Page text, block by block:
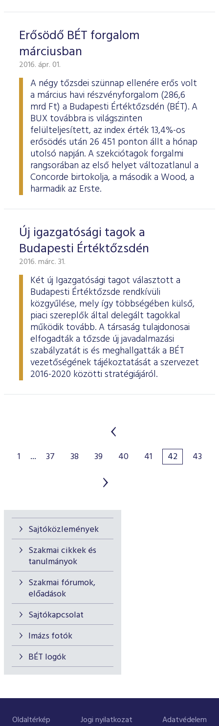
Sajtóközlemények
Szakmai cikkek és
tanulmányok
Szakmai fórumok,
előadások
Sajtókapcsolat
Imázs fotók
BÉT logók
Erősödő BÉT forgalom
márciusban
2016. ápr. 01.
A négy tőzsdei szünnap ellenére erős volt
a március havi részvényforgalom (286,6
mrd Ft) a Budapesti Értéktőzsdén (BÉT). A
BUX továbbra is világszinten
felülteljesített, az index érték 13,4%-os
erősödés után 26 451 ponton állt a hónap
utolsó napján. A szekciótagok forgalmi
rangsorában az első helyet változatlanul a
Concorde birtokolja, a második a Wood, a
harmadik az Erste.
Új igazgatósági tagok a
Budapesti Értéktőzsdén
2016. márc. 31.
Két új Igazgatósági tagot választott a
Budapesti Értéktőzsde rendkívüli
közgyűlése, mely így többségében külső,
piaci szereplők által delegált tagokkal
működik tovább. A társaság tulajdonosai
elfogadták a tőzsde új javadalmazási
szabályzatát is és meghallgatták a BÉT
vezetőségének tájékoztatását a szervezet
2016-2020 közötti stratégiájáról.
1 ... 37 38 39 40 41 42 43
Oldaltérkép Jogi nyilatkozat Adatvédelem